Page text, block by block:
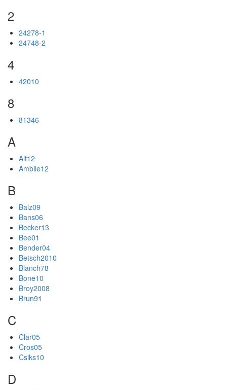
2
24278-1
24748-2
4
42010
8
81346
A
Alt12
Ambile12
B
Balz09
Bans06
Becker13
Bee01
Bender04
Betsch2010
Blanch78
Bone10
Broy2008
Brun91
C
Clar05
Cros05
Csiks10
D